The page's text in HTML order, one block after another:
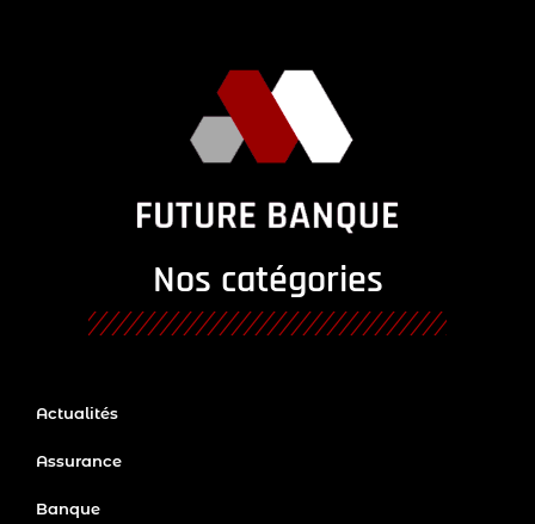
Nos catégories
Actualités
Assurance
Banque